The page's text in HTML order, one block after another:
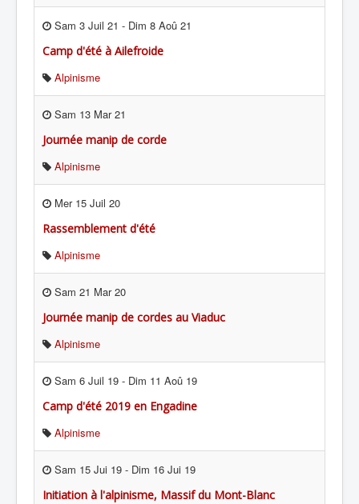
Sam 3 Juil 21 - Dim 8 Aoû 21
Camp d'été à Ailefroide
Alpinisme
Sam 13 Mar 21
Journée manip de corde
Alpinisme
Mer 15 Juil 20
Rassemblement d'été
Alpinisme
Sam 21 Mar 20
Journée manip de cordes au Viaduc
Alpinisme
Sam 6 Juil 19 - Dim 11 Aoû 19
Camp d'été 2019 en Engadine
Alpinisme
Sam 15 Jui 19 - Dim 16 Jui 19
Initiation à l'alpinisme, Massif du Mont-Blanc